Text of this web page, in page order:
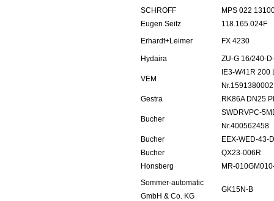
SCHROFF
MPS 022
Eugen Seitz
118.165.024F
Erhardt+Leimer
FX 4230
Hydaira ZU-G 16/240-
VEM
IE3-W41R 200
Gestra
RK86A DN25
Bucher
SWDRVPC-
Nr.400562458
Bucher
EEX-WED-43-
Bucher
QX23-006R
Honsberg
MR-
Sommer-automatic
GmbH & Co. KG
GK15N-B